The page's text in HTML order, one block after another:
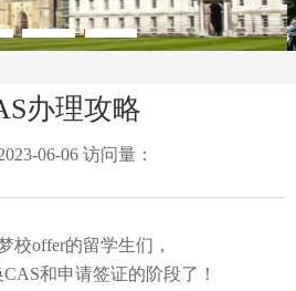
办理攻略
06-06 访问量：
校offer的留学生们，
CAS和申请签证的阶段了！